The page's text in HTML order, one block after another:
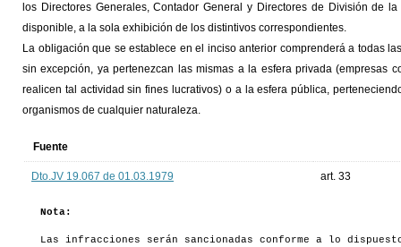
los Directores Generales, Contador General y Directores de División de
disponible, a la sola exhibición de los distintivos correspondientes.
La obligación que se establece en el inciso anterior comprenderá a todas
sin excepción, ya pertenezcan las mismas a la esfera privada (empresas
realicen tal actividad sin fines lucrativos) o a la esfera pública,
organismos de cualquier naturaleza.
Fuente
Dto.JV 19.067 de 01.03.1979 art. 33
Nota:
Las infracciones serán sancionadas conforme a lo